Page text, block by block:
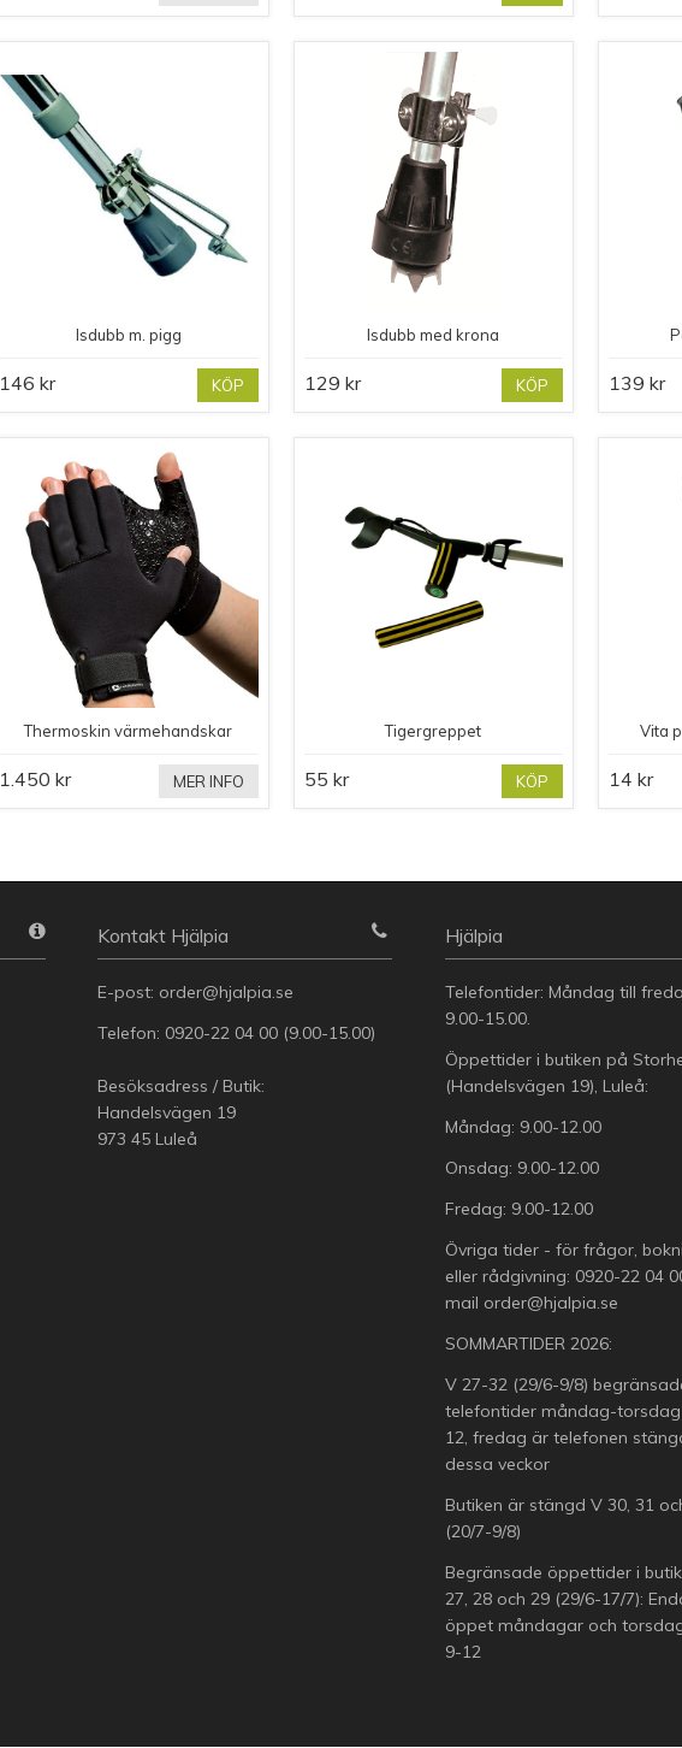
Isdubb m. pigg
146 kr KÖP
Isdubb med krona
129 kr KÖP 139 kr
Thermoskin värmehandskar
1.450 kr MER INFO
Tigergreppet
55 kr KÖP
Vita
14 kr
Kontakt Hjälpia
E-post: order@hjalpia.se
Telefon: 0920-22 04 00 (9.00-15.00)
Besöksadress / Butik:
Handelsvägen 19
973 45 Luleå
Hjälpia
Telefontider: Måndag till
9.00-15.00.
Öppettider i butiken på
(Handelsvägen 19), Luleå:
Måndag: 9.00-12.00
Onsdag: 9.00-12.00
Fredag: 9.00-12.00
Övriga tider - för frågor,
eller rådgivning: 0920-22 04
mail order@hjalpia.se
SOMMARTIDER 2026:
V 27-32 (29/6-9/8)
telefontider måndag-torsdag
12, fredag är telefonen
dessa veckor
Butiken är stängd V 30, 31
(20/7-9/8)
Begränsade öppettider i
27, 28 och 29 (29/6-17/7):
öppet måndagar och
9-12